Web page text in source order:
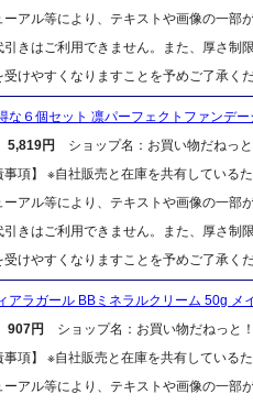
ーアル等により、テキストや画像の一部
引きはご利用できません。また、厚さ制
受けやすくなりますことを予めご了承くだ
な６個セット 凛パーフェクトファンデ
5,819円
ショップ名：お買い物だねっと
事項】 ※自社販売と在庫を共有してい
ーアル等により、テキストや画像の一部
引きはご利用できません。また、厚さ制
受けやすくなりますことを予めご了承くだ
アラガール BBミネラルクリーム 50g メ
907円
ショップ名：お買い物だねっと！
事項】 ※自社販売と在庫を共有してい
ーアル等により、テキストや画像の一部